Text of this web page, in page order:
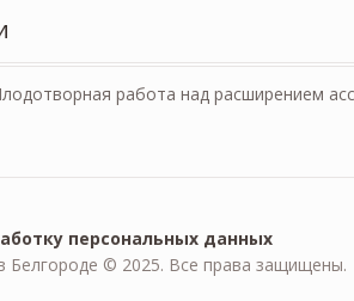
работа над расширением
персональных данных
© 2025. Все права защищены.